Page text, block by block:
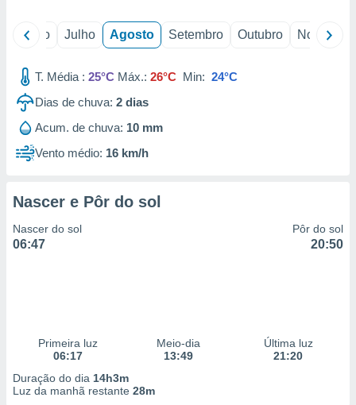
Junho Julho Agosto Setembro Outubro Novembro
T. Média : 25°C Máx.: 26°C Min: 24°C
Dias de chuva: 2 dias
Acum. de chuva: 10 mm
Vento médio: 16 km/h
Nascer e Pôr do sol
Nascer do sol
06:47
Pôr do sol
20:50
Primeira luz
06:17
Meio-dia
13:49
Última luz
21:20
Duração do dia 14h3m
Luz da manhã restante 28m